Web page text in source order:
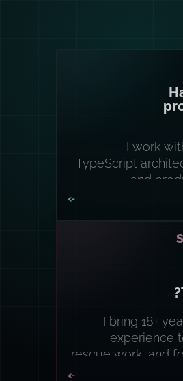
I work
TypeScript
and
->
I bring 18+
experience
rescue work, and
->